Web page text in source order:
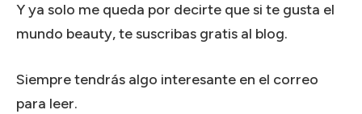
Y ya solo me queda por decirte que si te gusta el
mundo beauty, te suscribas gratis al blog.
Siempre tendrás algo interesante en el correo
para leer.